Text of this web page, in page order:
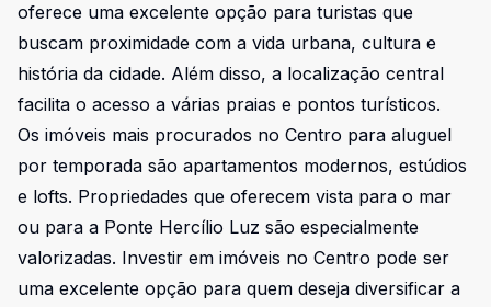
oferece uma excelente opção para turistas que
buscam proximidade com a vida urbana, cultura e
história da cidade. Além disso, a localização central
facilita o acesso a várias praias e pontos turísticos.
Os imóveis mais procurados no Centro para aluguel
por temporada são apartamentos modernos, estúdios
e lofts. Propriedades que oferecem vista para o mar
ou para a Ponte Hercílio Luz são especialmente
valorizadas. Investir em imóveis no Centro pode ser
uma excelente opção para quem deseja diversificar a